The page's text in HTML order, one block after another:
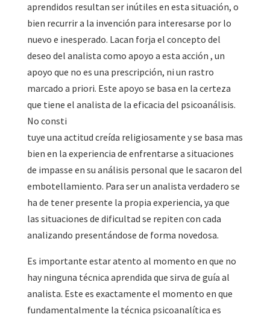
aprendidos resultan ser inútiles en esta situación, o
bien recurrir a la invención para interesarse por lo
nuevo e inesperado. Lacan forja el concepto del
deseo del analista como apoyo a esta acción , un
apoyo que no es una prescripción, ni un rastro
marcado a priori. Este apoyo se basa en la certeza
que tiene el analista de la eficacia del psicoanálisis.
No consti
tuye una actitud creída religiosamente y se basa mas
bien en la experiencia de enfrentarse a situaciones
de impasse en su análisis personal que le sacaron del
embotellamiento. Para ser un analista verdadero se
ha de tener presente la propia experiencia, ya que
las situaciones de dificultad se repiten con cada
analizando presentándose de forma novedosa.
Es importante estar atento al momento en que no
hay ninguna técnica aprendida que sirva de guía al
analista. Este es exactamente el momento en que
fundamentalmente la técnica psicoanalítica es